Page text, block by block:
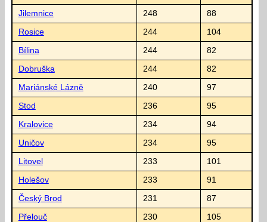
Jilemnice 248 88
Rosice 244 104
Bílina 244 82
Dobruška 244 82
Mariánské Lázně 240 97
Stod 236 95
Kralovice 234 94
Uničov 234 95
Litovel 233 101
Holešov 233 91
Český Brod 231 87
Přelouč 230 105